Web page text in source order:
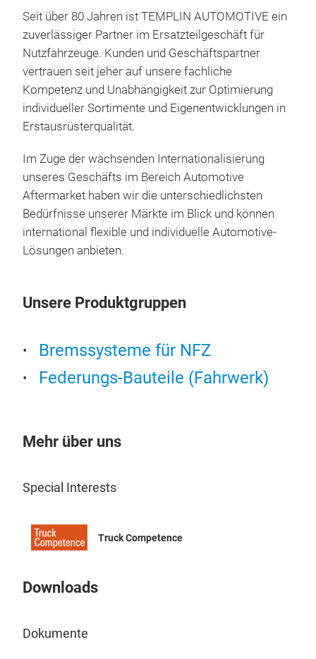
Seit über 80 Jahren ist TEMPLIN AUTOMOTIVE ein
zuverlässiger Partner im Ersatzteilgeschäft für
Nutzfahrzeuge. Kunden und Geschäftspartner
vertrauen seit jeher auf unsere fachliche
Kompetenz und Unabhängigkeit zur Optimierung
individueller Sortimente und Eigenentwicklungen in
Erstausrüsterqualität.
Im Zuge der wachsenden Internationalisierung
unseres Geschäfts im Bereich Automotive
Aftermarket haben wir die unterschiedlichsten
Bedürfnisse unserer Märkte im Blick und können
international flexible und individuelle Automotive-
Lösungen anbieten.
Unsere Produktgruppen
Bremssysteme für NFZ
Federungs-Bauteile (Fahrwerk)
Mehr über uns
Special Interests
Truck Competence
Downloads
Dokumente